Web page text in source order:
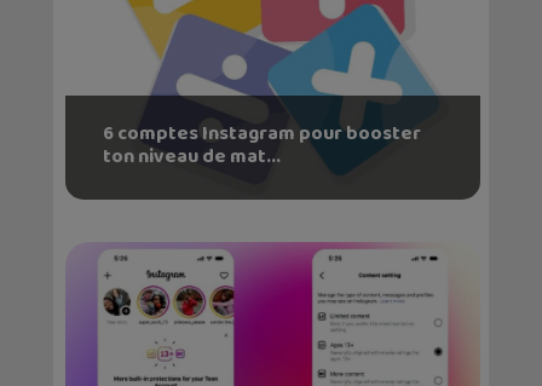
6 comptes Instagram pour booster
ton niveau de mat...